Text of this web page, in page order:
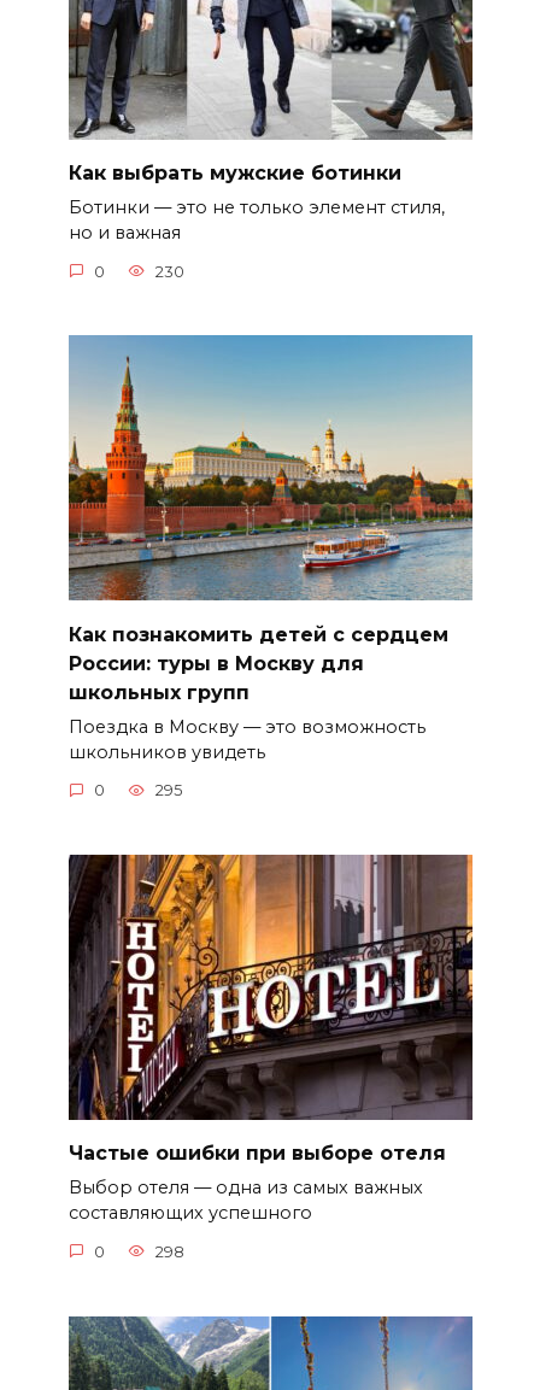
Как выбрать мужские ботинки
Ботинки — это не только элемент стиля,
но и важная
0 230
Как познакомить детей с сердцем
России: туры в Москву для
школьных групп
Поездка в Москву — это возможность
школьников увидеть
0 295
Частые ошибки при выборе отеля
Выбор отеля — одна из самых важных
составляющих успешного
0 298